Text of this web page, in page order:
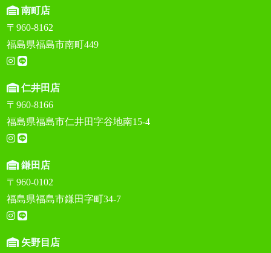
南町店
〒960-8162
福島県福島市南町449
仁井田店
〒960-8166
福島県福島市仁井田字谷地南15-4
鎌田店
〒960-0102
福島県福島市鎌田字町34-7
矢野目店